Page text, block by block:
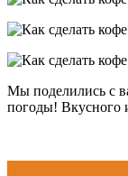
Мы поделились с
погоды! Вкусного